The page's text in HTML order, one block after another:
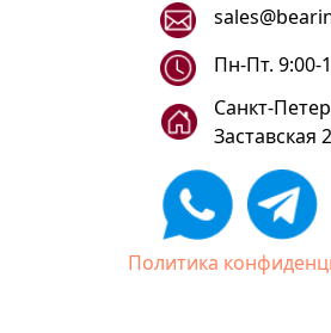
Санкт-
Заставская
Пн-Пт. 9:00-
Политика